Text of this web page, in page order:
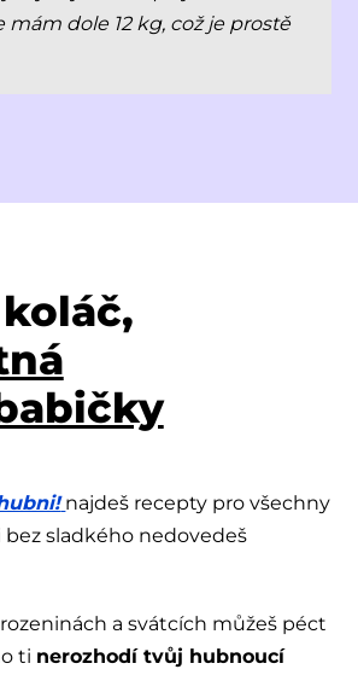
mám dole 12 kg, což je prostě
najdeš recepty pro všechny
bez sladkého nedovedeš
a svátcích můžeš péct
ti nerozhodí tvůj hubnoucí